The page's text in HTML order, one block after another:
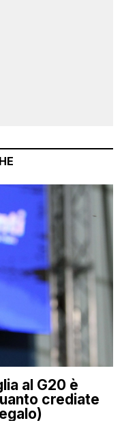
al G20 è
crediate